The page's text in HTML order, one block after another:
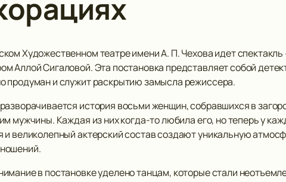
Художественном театре имени А. П. Чехова идет
Аллой Сигаловой. Эта постановка представляет собой
продуман и служит раскрытию замысла режиссера.
история восьми женщин, собравшихся в
мужчины. Каждая из них когда-то любила его, но теперь у
и великолепный актерский состав создают уникальную
в постановке уделено танцам, которые стали